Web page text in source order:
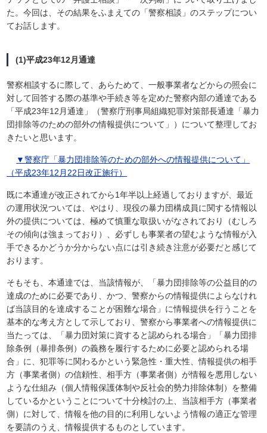
た。今回は、その結果をふまえての「警察相談」のステップについ
てお話します。
(1)平成23年12月通達
警察相談するに際して、あらためて、一般事業者などからの照会に
対して回答する際の基準や手続き等を定めた警察内部の通達である
「平成23年12月通達」（警察庁刑事局組織犯罪対策部長通達「暴力
団排除等のための部外の情報提供について」）について整理してお
きたいと思います。
▼警察庁「暴力団排除等のための部外への情報提供について」
（平成23年12月22日改正施行）
既に本通達が改正されてから1年半以上経過しておりますが、最近
の運用状況ついては、やはり、現役の暴力団構成員に関する情報以
外の提供については、極めて慎重な取扱いがなされており（むしろ
その傾向は強まっており）、必ずしも事業者の望むような情報が入
手できるかどうか分からない点には引き続き注意が必要だと感じて
おります。
そもそも、本通達では、当該情報が、「暴力団排除等の公益目的の
達成のために必要であり、かつ、警察からの情報提供によらなけれ
ば当該目的を達成することが困難な場合」に情報提供を行うことを
基本的な考え方として示しており、警察から事業者への情報提供に
当たっては、「暴力団対策に資すると認められる場合」「暴力団排
除条例（暴排条例）の義務を履行するために必要と認められる場
合」に、犯罪等に関わるかという緊急性・重大性、情報提供の相手
方（事業者側）の信頼性、相手方（事業者側）が情報を悪用しない
ような仕組み（個人情報保護体制や反社会的勢力排除体制）を整備
しているかということについて十分検討の上、当該相手方（事業者
側）に対して、情報を他の目的に利用しないよう情報の適正な管理
を要請のうえ、情報提供するものとしています。